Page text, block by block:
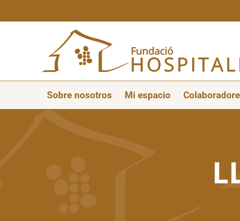
Sobre nosotros Mi espacio